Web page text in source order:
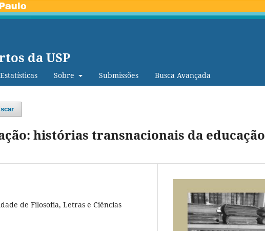
da USP
Estatísticas Sobre Submissões Busca Avançada
histórias transnacionais da educação
de Filosofia, Letras e Ciências